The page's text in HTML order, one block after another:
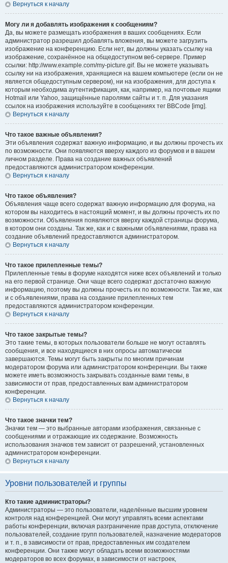
Вернуться к началу
Могу ли я добавлять изображения к сообщениям?
Да, вы можете размещать изображения в ваших сообщениях. Если
администратор разрешил добавлять вложения, вы можете загрузить
изображение на конференцию. Если нет, вы должны указать ссылку на
изображение, сохранённое на общедоступном веб-сервере. Пример
ссылки: http://www.example.com/my-picture.gif. Вы не можете указывать
ссылку ни на изображения, хранящиеся на вашем компьютере (если он не
является общедоступным сервером), ни на изображения, для доступа к
которым необходима аутентификация, как, например, на почтовые ящики
Hotmail или Yahoo, защищённые паролями сайты и т. п. Для указания
ссылок на изображения используйте в сообщениях тег BBCode [img].
Вернуться к началу
Что такое важные объявления?
Эти объявления содержат важную информацию, и вы должны прочесть их
по возможности. Они появляются вверху каждого из форумов и в вашем
личном разделе. Права на создание важных объявлений
предоставляются администратором конференции.
Вернуться к началу
Что такое объявления?
Объявления чаще всего содержат важную информацию для форума, на
котором вы находитесь в настоящий момент, и вы должны прочесть их по
возможности. Объявления появляются вверху каждой страницы форума,
в котором они созданы. Так же, как и с важными объявлениями, права на
создание объявлений предоставляются администратором.
Вернуться к началу
Что такое прилепленные темы?
Прилепленные темы в форуме находятся ниже всех объявлений и только
на его первой странице. Они чаще всего содержат достаточно важную
информацию, поэтому вы должны прочесть их по возможности. Так же, как
и с объявлениями, права на создание прилепленных тем
предоставляются администратором конференции.
Вернуться к началу
Что такое закрытые темы?
Это такие темы, в которых пользователи больше не могут оставлять
сообщения, и все находящиеся в них опросы автоматически
завершаются. Темы могут быть закрыты по многим причинам
модератором форума или администратором конференции. Вы также
можете иметь возможность закрывать созданные вами темы, в
зависимости от прав, предоставленных вам администратором
конференции.
Вернуться к началу
Что такое значки тем?
Значки тем — это выбранные авторами изображения, связанные с
сообщениями и отражающие их содержание. Возможность
использования значков тем зависит от разрешений, установленных
администратором конференции.
Вернуться к началу
Уровни пользователей и группы
Кто такие администраторы?
Администраторы — это пользователи, наделённые высшим уровнем
контроля над конференцией. Они могут управлять всеми аспектами
работы конференции, включая разграничение прав доступа, отключение
пользователей, создание групп пользователей, назначение модераторов
и т. п., в зависимости от прав, предоставленных им создателем
конференции. Они также могут обладать всеми возможностями
модераторов во всех форумах, в зависимости от настроек,